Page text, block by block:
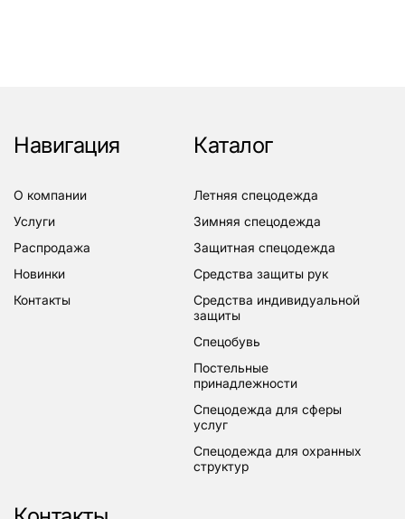
Навигация
о компании
услуги
распродажа
новинки
контакты
Каталог
летняя спецодежда
зимняя спецодежда
защитная спецодежда
средства защиты рук
средства индивидуальной
защиты
спецобувь
постельные
принадлежности
спецодежда для сферы
услуг
спецодежда для охранных
структур